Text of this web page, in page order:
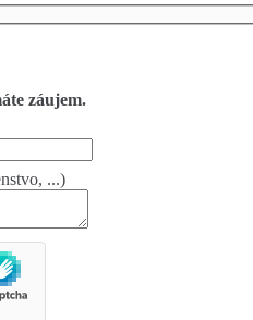
záujem.
...)